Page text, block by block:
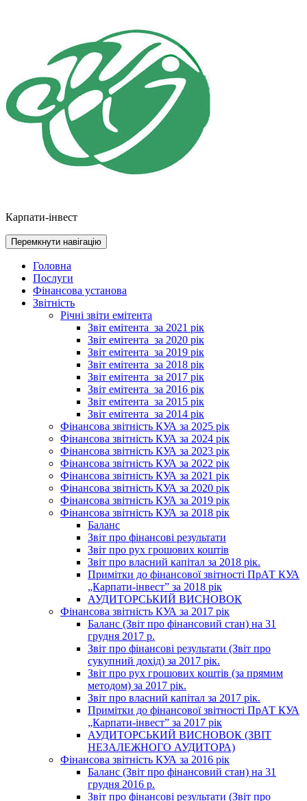
Карпати-інвест
Перемкнути навігацію
Головна
Послуги
Фінансова установа
Звітність
Річні звіти емітента
Звіт емітента_за 2021 рік
Звіт емітента_за 2020 рік
Звіт емітента_за 2019 рік
Звіт емітента_за 2018 рік
Звіт емітента_за 2017 рік
Звіт емітента_за 2016 рік
Звіт емітента_за 2015 рік
Звіт емітента_за 2014 рік
Фінансова звітність КУА за 2025 рік
Фінансова звітність КУА за 2024 рік
Фінансова звітність КУА за 2023 рік
Фінансова звітність КУА за 2022 рік
Фінансова звітність КУА за 2021 рік
Фінансова звітність КУА за 2020 рік
Фінансова звітність КУА за 2019 рік
Фінансова звітність КУА за 2018 рік
Баланс
Звіт про фінансові результати
Звіт про рух грошових коштів
Звіт про власний капітал за 2018 рік.
Примітки до фінансової звітності ПрАТ КУА
„Карпати-інвест” за 2018 рік
АУДИТОРСЬКИЙ ВИСНОВОК
Фінансова звітність КУА за 2017 рік
Баланс (Звіт про фінансовий стан) на 31
грудня 2017 р.
Звіт про фінансові результати (Звіт про
сукупний дохід) за 2017 рік.
Звіт про рух грошових коштів (за прямим
методом) за 2017 рік.
Звіт про власний капітал за 2017 рік.
Примітки до фінансової звітності ПрАТ КУА
„Карпати-інвест” за 2017 рік
АУДИТОРСЬКИЙ ВИСНОВОК (ЗВІТ
НЕЗАЛЕЖНОГО АУДИТОРА)
Фінансова звітність КУА за 2016 рік
Баланс (Звіт про фінансовий стан) на 31
грудня 2016 р.
Звіт про фінансові результати (Звіт про